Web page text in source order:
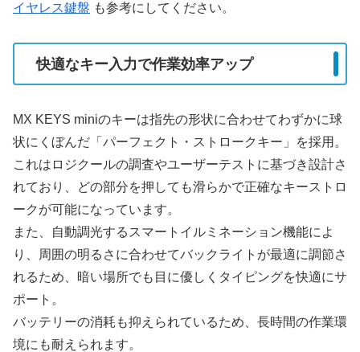
イヤレス鍵盤 も参考にしてください。
快適なキー入力で作業効率アップ
MX KEYS miniのキーは指先の形状に合わせてわずかに球
状にくぼんだ「パーフェクト・ストロークキー」を採用。
これはロジクールの調査やユーザーテストに基づき設計さ
れており、どの部分を押しても滑らかで正確なキーストロ
ークが可能になっています。
また、自動調光するスマートイルミネーション機能によ
り、周囲の明るさに合わせてバックライトが最適に調節さ
れるため、暗い場所でも目に優しくタイピングを快適にサ
ポート。
バッテリーの消耗も抑えられているため、長時間の作業環
境にも耐えられます。